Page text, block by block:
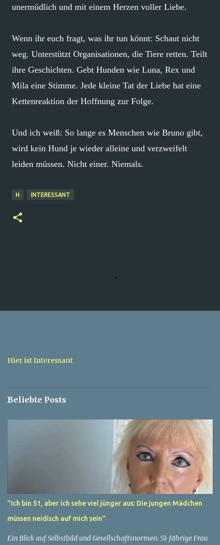
unermüdlich und mit einem Herzen voller Liebe.
Wenn ihr euch fragt, was ihr tun könnt: Schaut nicht
weg. Unterstützt Organisationen, die Tiere retten. Teilt
ihre Geschichten. Gebt Hunden wie Luna, Rex und
Mila eine Stimme. Jede kleine Tat der Liebe hat eine
Kettenreaktion der Hoffnung zur Folge.
Und ich weiß: So lange es Menschen wie Bruno gibt,
wird kein Hund je wieder alleine und verzweifelt
leiden müssen. Nicht einer. Niemals.
H INTERESSANT
a
Hier ist Interessant
Beliebte Posts
"Ich bin 51, aber ich sehe viel jünger aus: Die jungen Mädchen
müssen neidisch auf mich sein"
Ein Blick auf Selbstbild und Gesellschaftsnormen. 51-Jährige Frau